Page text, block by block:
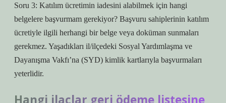
Soru 3: Katılım ücretimin iadesini alabilmek için hangi
belgelere başvurmam gerekiyor? Başvuru sahiplerinin katılım
ücretiyle ilgili herhangi bir belge veya doküman sunmaları
gerekmez. Yaşadıkları il/ilçedeki Sosyal Yardımlaşma ve
Dayanışma Vakfı’na (SYD) kimlik kartlarıyla başvurmaları
yeterlidir.
Hangi ilaçlar geri ödeme listesine